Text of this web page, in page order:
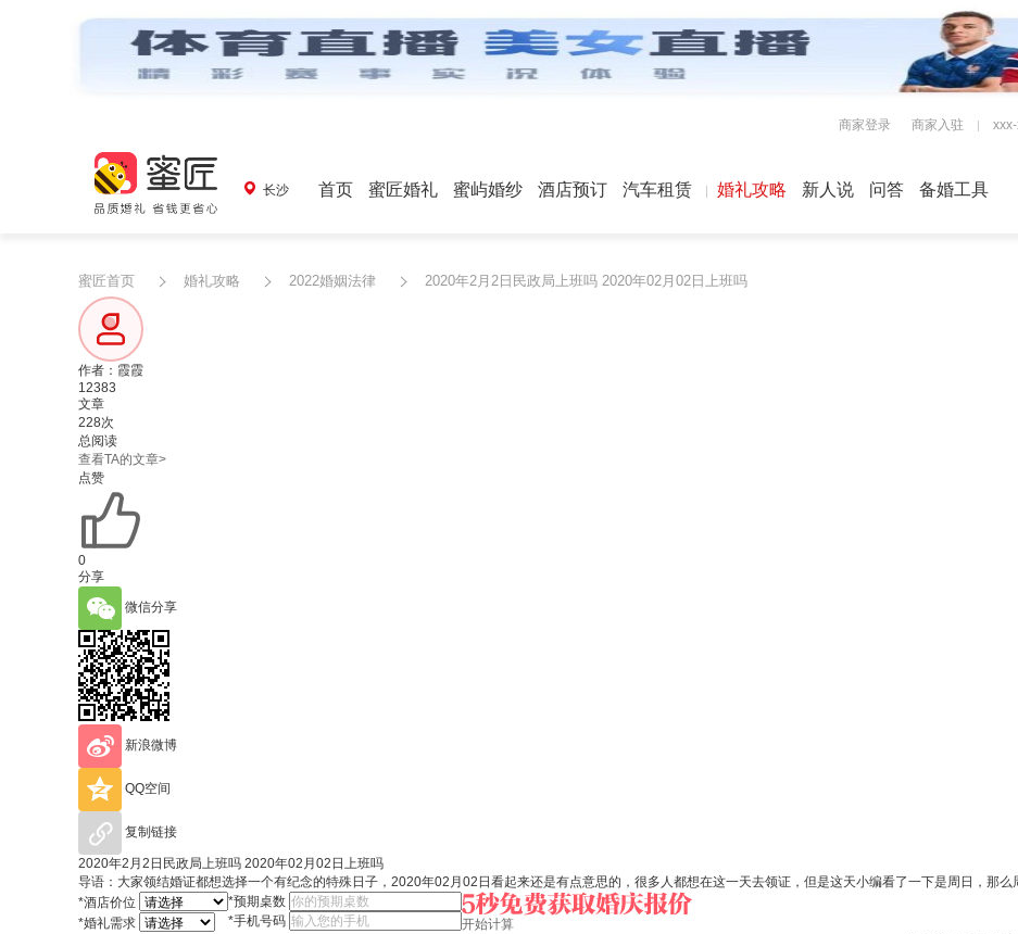
商家登录 商家入驻
长沙 首页 蜜匠婚礼 蜜屿婚纱 酒店预订 汽车租赁 婚礼攻略 新人说 问答 备婚工具
蜜匠首页 婚礼攻略 2022婚姻法律 2020年2月2日民政局上班吗 2020年02月02日上班吗
作者：霞霞
12383
文章
228次
总阅读
查看TA的文章>
点赞
0
分享
微信分享
新浪微博
QQ空间
复制链接
2020年2月2日民政局上班吗 2020年02月02日上班吗
导语：大家领结婚证都想选择一个有纪念的特殊日子，2020年02月02日看起来还是有点意思的，很多人都想在这一天去领证，但是这天小编看了一下是周日，那
*酒店价位
*婚礼需求
*预期桌数
*手机号码
开始计算